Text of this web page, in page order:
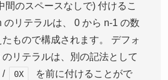
間のスペースなしで) 付けるこ
リテラルは、 0 から n-1 の数
たもので構成されます。 デフォ
リテラルは、別の記法として
/ 0X
を前に付けることがで